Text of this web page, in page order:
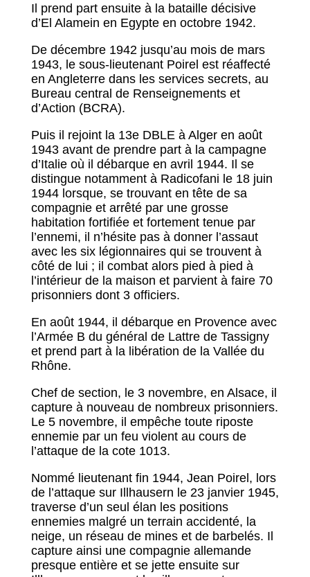
Il prend part ensuite à la bataille décisive
d’El Alamein en Egypte en octobre 1942.
De décembre 1942 jusqu’au mois de mars
1943, le sous-lieutenant Poirel est réaffecté
en Angleterre dans les services secrets, au
Bureau central de Renseignements et
d’Action (BCRA).
Puis il rejoint la 13e DBLE à Alger en août
1943 avant de prendre part à la campagne
d’Italie où il débarque en avril 1944. Il se
distingue notamment à Radicofani le 18 juin
1944 lorsque, se trouvant en tête de sa
compagnie et arrêté par une grosse
habitation fortifiée et fortement tenue par
l’ennemi, il n’hésite pas à donner l’assaut
avec les six légionnaires qui se trouvent à
côté de lui ; il combat alors pied à pied à
l’intérieur de la maison et parvient à faire 70
prisonniers dont 3 officiers.
En août 1944, il débarque en Provence avec
l’Armée B du général de Lattre de Tassigny
et prend part à la libération de la Vallée du
Rhône.
Chef de section, le 3 novembre, en Alsace, il
capture à nouveau de nombreux prisonniers.
Le 5 novembre, il empêche toute riposte
ennemie par un feu violent au cours de
l’attaque de la cote 1013.
Nommé lieutenant fin 1944, Jean Poirel, lors
de l’attaque sur Illhausern le 23 janvier 1945,
traverse d’un seul élan les positions
ennemies malgré un terrain accidenté, la
neige, un réseau de mines et de barbelés. Il
capture ainsi une compagnie allemande
presque entière et se jette ensuite sur